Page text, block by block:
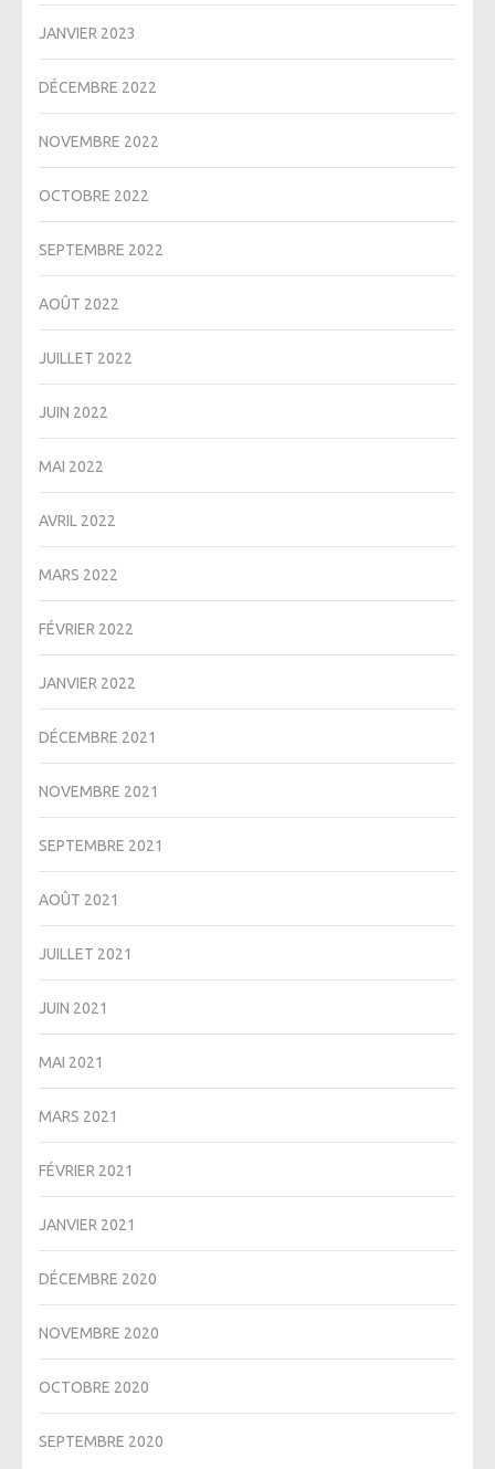
JANVIER 2023
DÉCEMBRE 2022
NOVEMBRE 2022
OCTOBRE 2022
SEPTEMBRE 2022
AOÛT 2022
JUILLET 2022
JUIN 2022
MAI 2022
AVRIL 2022
MARS 2022
FÉVRIER 2022
JANVIER 2022
DÉCEMBRE 2021
NOVEMBRE 2021
SEPTEMBRE 2021
AOÛT 2021
JUILLET 2021
JUIN 2021
MAI 2021
MARS 2021
FÉVRIER 2021
JANVIER 2021
DÉCEMBRE 2020
NOVEMBRE 2020
OCTOBRE 2020
SEPTEMBRE 2020